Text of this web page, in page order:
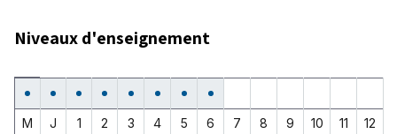
Niveaux d'enseignement
Maternelle
Jardin
d'enfants
1ère
année
2e
année
3e
année
4e
année
5e
année
6e
année
7e
année
8e
année
9e
année
10e
année
11e
année
12e
année
M
J 1 2 3 4 5 6 7 8 9 10 11 12